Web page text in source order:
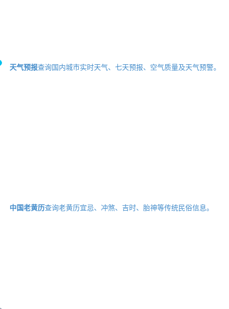
天气预报查询国内城市实时天气、七天预报、空气质量及天气预警。
中国老黄历查询老黄历宜忌、冲煞、吉时、胎神等传统民俗信息。